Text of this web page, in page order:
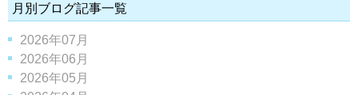
月別ブログ記事一覧
2026年07月
2026年06月
2026年05月